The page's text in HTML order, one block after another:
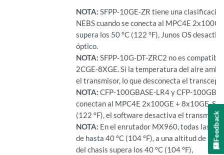
NOTA: SFPP-10GE-ZR tiene una
NEBS cuando se conecta al MPC4E
supera los 50 °C (122 °F), Junos OS
óptico.
NOTA: SFPP-10G-DT-ZRC2 no es
2CGE-8XGE. Si la temperatura del aire
el transmisor, lo que desconecta el
NOTA: CFP-100GBASE-LR4 y CFP-
conectan al MPC4E 2x100GE + 8x10GE. Si
(122 °F), el software desactiva el
NOTA: En el enrutador MX960, todas las
de hasta 40 °C (104 °F), a una altitud de
del chasis supera los 40 °C (104 °F),
Feedback